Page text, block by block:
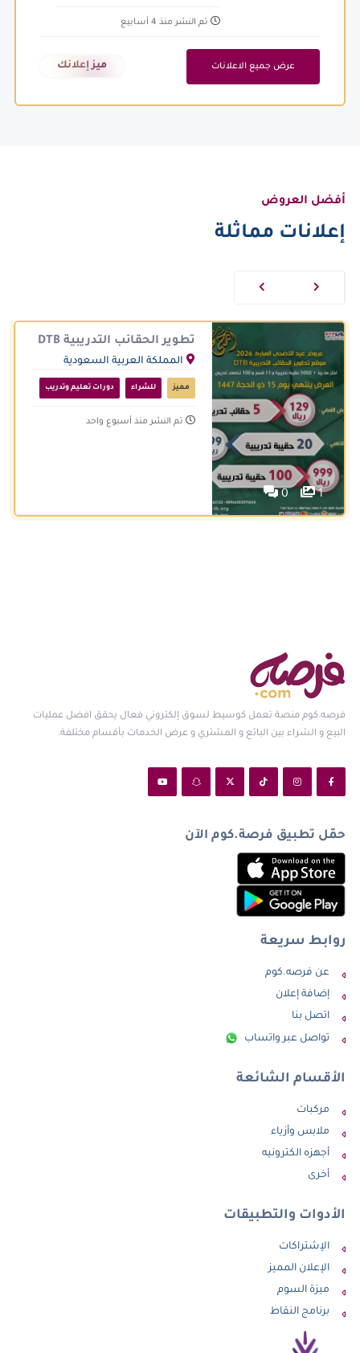
تم النشر منذ 4 أسابيع
عرض جميع الاعلانات ميز إعلانك
أفضل العروض
إعلانات مماثلة
1
0
تطوير الحقائب التدريبية DTB
المملكة العربية السعودية
مميز للشراء دورات تعليم وتدريب
تم النشر منذ أسبوع واحد
فرصه.كوم منصة تعمل كوسيط لسوق إلكتروني فعال يحقق افضل عمليات
البيع و الشراء بين البائع و المشتري و عرض الخدمات بأقسام مختلفة.
حمّل تطبيق فرصة.كوم الآن
روابط سريعة
عن فرصه.كوم
إضافة إعلان
اتصل بنا
تواصل عبر واتساب
الأقسام الشائعة
مركبات
ملابس وأزياء
أجهزه الكترونيه
أخرى
الأدوات والتطبيقات
الإشتراكات
الإعلان المميز
ميزة السوم
برنامج النقاط